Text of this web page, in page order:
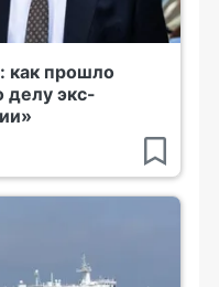
как прошло
делу экс-